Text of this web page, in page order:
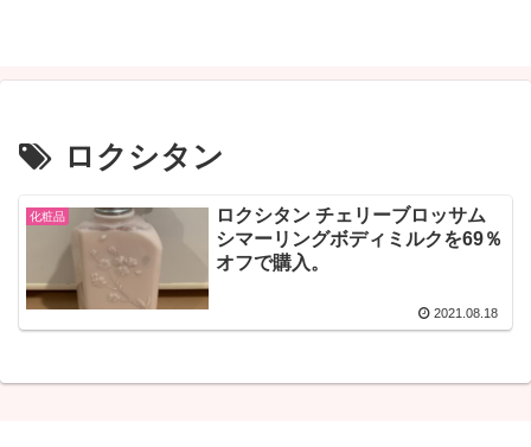
ロクシタン
化粧品
ロクシタン チェリーブロッサム
シマーリングボディミルクを69％
オフで購入。
2021.08.18